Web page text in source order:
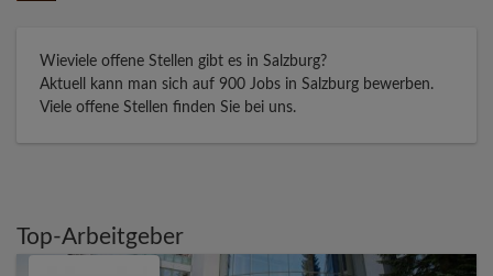
Wieviele offene Stellen gibt es in Salzburg?
Aktuell kann man sich auf 900 Jobs in Salzburg bewerben.
Viele offene Stellen finden Sie bei uns.
Top-Arbeitgeber